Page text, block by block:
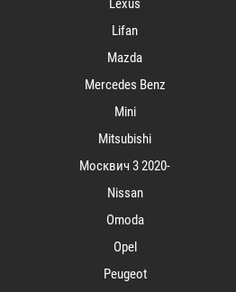
Lexus
Lifan
Mazda
Mercedes Benz
Mini
Mitsubishi
Mосквич 3 2020-
Nissan
Omoda
Opel
Peugeot